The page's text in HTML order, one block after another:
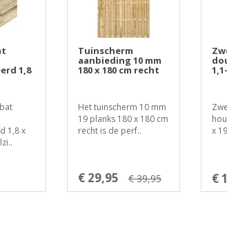
1,8
1,8 x
Tuinscherm
aanbieding 10 mm
180 x 180 cm recht
Het tuinscherm 10 mm
19 planks 180 x 180 cm
recht is de perf..
€ 29,95 € 39,95
x
€